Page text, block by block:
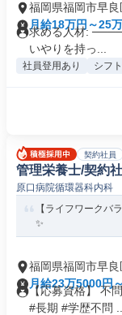
福岡県福岡市早良
月給18万円～25
求める人材:
いやりを持っ...
社員登用あり シフ
契約社員
管理栄養士/契約
原口病院循環器科内科
【ライフワークバ
✨
福岡県福岡市早良
月給23万5000円
【応募資格】 不
#長期 #学歴不問 ...